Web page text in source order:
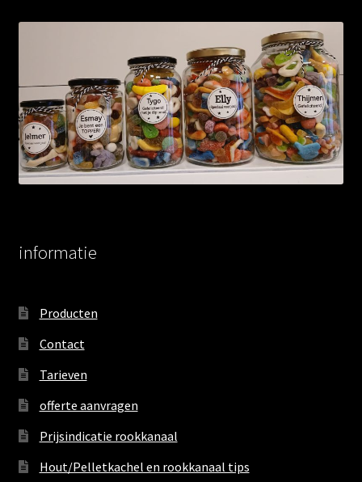
informatie
Producten
Contact
Tarieven
offerte aanvragen
Prijsindicatie rookkanaal
Hout/Pelletkachel en rookkanaal tips